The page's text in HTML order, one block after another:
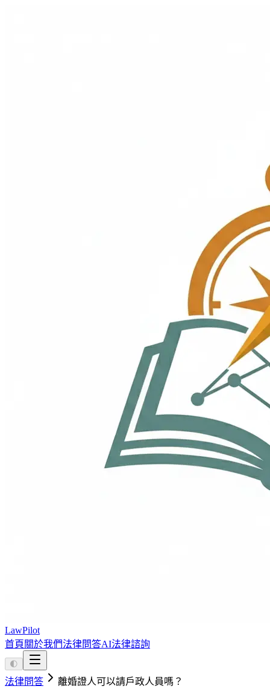
LawPilot
首頁 關於我們法律問答AI法律諮詢
🌓
法律問答
離婚證人可以請戶政人員嗎？